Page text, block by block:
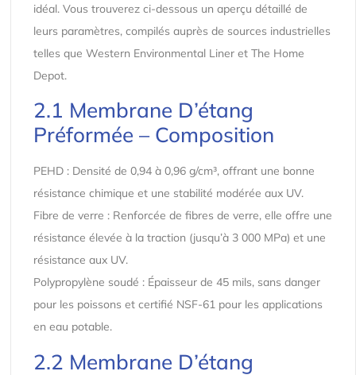
idéal. Vous trouverez ci-dessous un aperçu détaillé de
leurs paramètres, compilés auprès de sources industrielles
telles que Western Environmental Liner et The Home
Depot.
2.1 Membrane D’étang
Préformée – Composition
PEHD : Densité de 0,94 à 0,96 g/cm³, offrant une bonne
résistance chimique et une stabilité modérée aux UV.
Fibre de verre : Renforcée de fibres de verre, elle offre une
résistance élevée à la traction (jusqu’à 3 000 MPa) et une
résistance aux UV.
Polypropylène soudé : Épaisseur de 45 mils, sans danger
pour les poissons et certifié NSF-61 pour les applications
en eau potable.
2.2 Membrane D’étang